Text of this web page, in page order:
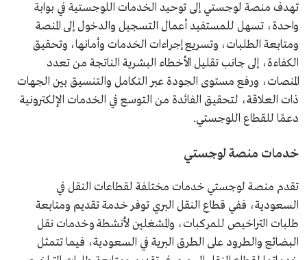
تهدف منصة لوجستي إلى توحيد الخدمات اللوجستية في بوابة
واحدة، تسهل للمستفيد أعمال التسجيل والدخول إلى المنصة
ومتابعة الطلبات، وتسريع إجراءات الخدمات وأمانها، وتحقيق
الكفاءة، إلى جانب تقليل الأخطاء البشرية الناتجة من تعدد
المنصات، ورفع مستوى الجودة عبر التكامل والتنسيق بين الجهات
ذات العلاقة، لتحقيق الفائدة من التوسع في الخدمات الإلكترونية
دعمًا للقطاع اللوجستي.
خدمات منصة لوجستي
تقدم منصة لوجستي خدمات مختلفة لقطاعات النقل في
السعودية، ففي قطاع النقل البري توفر خدمة تقديم ومتابعة
طلبات التراخيص للمركبات، والمشغلين لأنشطة وخدمات نقل
البضائع والطرود على الطرق البرية في السعودية، فيما تتمثل